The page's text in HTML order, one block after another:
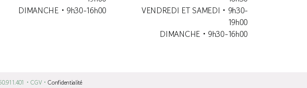
DIMANCHE • 9h30-16h00
VENDREDI ET SAMEDI • 9h30-
19h00
DIMANCHE • 9h30-16h00
• CGV •Confidentialité